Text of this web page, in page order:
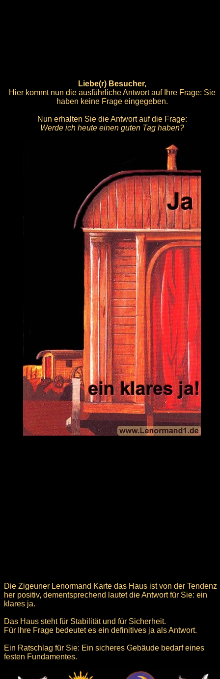
Liebe(r) Besucher,
Hier kommt nun die ausführliche Antwort auf Ihre Frage: Sie
haben keine Frage eingegeben.
Nun erhalten Sie die Antwort auf die Frage:
Werde ich heute einen guten Tag haben?
Die Zigeuner Lenormand Karte das Haus ist von der Tendenz
her positiv, dementsprechend lautet die Antwort für Sie: ein
klares ja.
Das Haus steht für Stabilität und für Sicherheit.
Für Ihre Frage bedeutet es ein definitives ja als Antwort.
Ein Ratschlag für Sie: Ein sicheres Gebäude bedarf eines
festen Fundamentes.